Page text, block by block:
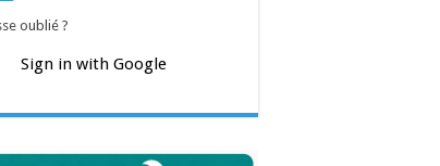
oublié ?
Sign in with Google